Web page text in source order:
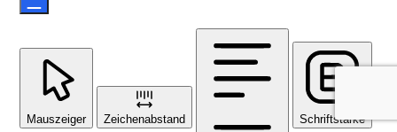
Mauszeiger Zeichenabstand Schriftstärke